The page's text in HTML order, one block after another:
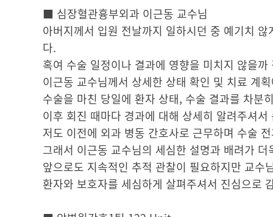
■ 심장혈관흉부외과 이근동 교수님
아버지께서 입원 전날까지 일하시던 중 예기치
다.
혹여 수술 일정이나 결과에 영향을 미치지 않을
이근동 교수님께서 상세한 상태 확인 및 치료 계
수술을 마친 당일에 환자 상태, 수술 결과를 차분
이후 회진 때마다 경과에 대해 상세히 알려주셔
저도 이전에 외과 병동 간호사로 근무하며 수술
그래서 이근동 교수님의 세심한 설명과 배려가
앞으로도 지속적인 추적 관찰이 필요하지만 교
환자와 보호자를 세심하게 살펴주셔서 진심으로